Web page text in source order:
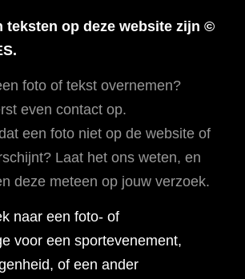
teksten op deze website zijn ©
foto of tekst overnemen?
even contact op.
een foto niet op de website of
Laat het ons weten, en
deze meteen op jouw verzoek.
naar een foto- of
voor een sportevenement,
of een ander